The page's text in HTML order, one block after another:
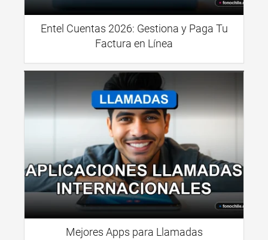
Entel Cuentas 2026: Gestiona y Paga Tu
Factura en Línea
Mejores Apps para Llamadas